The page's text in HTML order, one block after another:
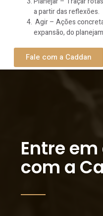
a partir das reflexões.
Agir – Ações
expansão, do
Fale com a Caddan
Entre
com a